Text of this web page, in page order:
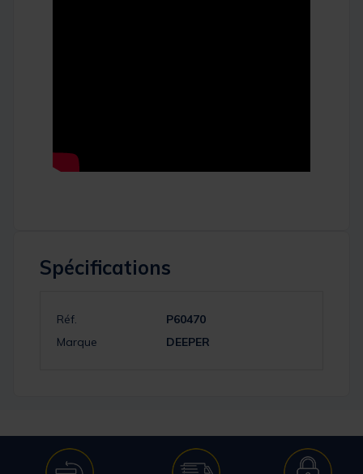
Spécifications
Réf.
P60470
Marque
DEEPER